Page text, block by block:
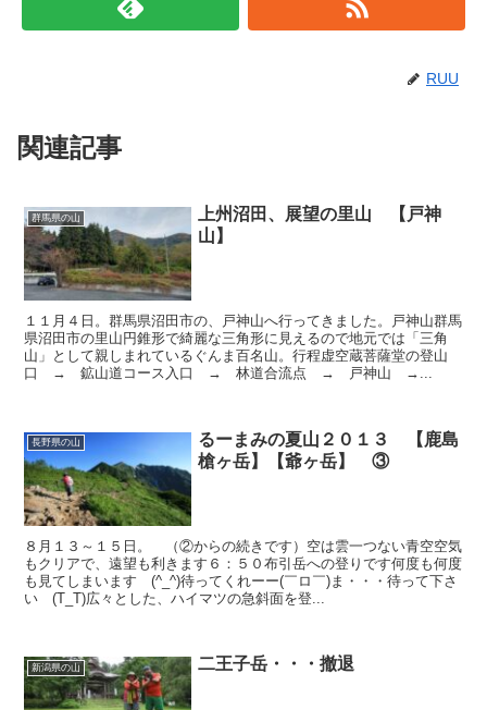
RUU
関連記事
群馬県の山
上州沼田、展望の里山 【戸神
山】
１１月４日。群馬県沼田市の、戸神山へ行ってきました。戸神山群馬
県沼田市の里山円錐形で綺麗な三角形に見えるので地元では「三角
山」として親しまれているぐんま百名山。行程虚空蔵菩薩堂の登山
口 → 鉱山道コース入口 → 林道合流点 → 戸神山 →...
長野県の山
るーまみの夏山２０１３ 【鹿島
槍ヶ岳】【爺ヶ岳】 ③
８月１３～１５日。 （②からの続きです）空は雲一つない青空空気
もクリアで、遠望も利きます６：５０布引岳への登りです何度も何度
も見てしまいます (^_^)待ってくれーー(￣ロ￣)ま・・・待って下さ
い (T_T)広々とした、ハイマツの急斜面を登...
新潟県の山 二王子岳・・・撤退